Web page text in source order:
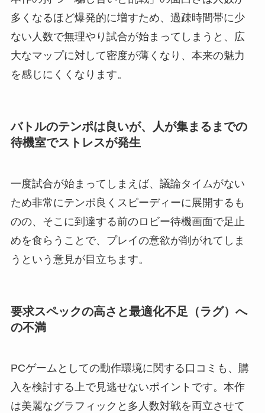
多くなるほど爆発的に増すため、過疎時間帯に少
ない人数で無理やり試合が始まってしまうと、広
大なマップに対して密度が薄くなり、本来の魅力
を感じにくくなります。
バトルのテンポは良いが、人が集まるまでの
待機室でストレスが発生
一度試合が始まってしまえば、議論タイムがない
ため非常にテンポ良くスピーディーに展開するも
のの、そこに到達する前のロビー待機画面で足止
めを食らうことで、プレイの意欲が削がれてしま
うという意見が目立ちます。
要求スペックの高さと最適化不足（ラグ）へ
の不満
PCゲームとしての動作環境に関する口コミも、購
入を検討する上で見逃せないポイントです。本作
は美麗なグラフィックと多人数対戦を両立させて